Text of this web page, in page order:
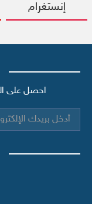
إنستغرام
احصل على